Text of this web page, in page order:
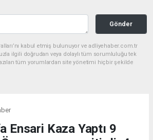
Gönder
kabul etmiş bulunuyor ve adliyehaber.com.tr
ilgili doğrudan veya dolaylı tüm sorumluluğu tek
tüm yorumlardan site yönetimi hiçbir şekilde
Ensari Kaza Yaptı 9